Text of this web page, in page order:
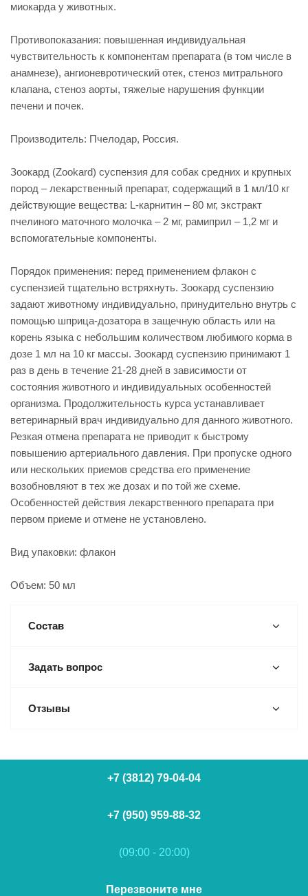
миокарда у животных.
Противопоказания: повышенная индивидуальная
чувствительность к компонентам препарата (в том числе в
анамнезе), ангионевротический отек, стеноз митрального
клапана, стеноз аорты, тяжелые нарушения функции
печени и почек.
Производитель: Пчелодар, Россия.
Зоокард (Zookard) суспензия для собак средних и крупных
пород – лекарственный препарат, содержащий в 1 мл/10 кг
действующие вещества: L-карнитин – 80 мг, экстракт
пчелиного маточного молочка – 2 мг, рамиприл – 1,2 мг и
вспомогательные компоненты.
Порядок применения: перед применением флакон с
суспензией тщательно встряхнуть. Зоокард суспензию
задают животному индивидуально, принудительно внутрь с
помощью шприца-дозатора в защечную область или на
корень языка с небольшим количеством любимого корма в
дозе 1 мл на 10 кг массы. Зоокард суспензию принимают 1
раз в день в течение 21-28 дней в зависимости от
состояния животного и индивидуальных особенностей
организма. Продолжительность курса устанавливает
ветеринарный врач индивидуально для данного животного.
Резкая отмена препарата не приводит к быстрому
повышению артериального давления. При пропуске одного
или нескольких приемов средства его применение
возобновляют в тех же дозах и по той же схеме.
Особенностей действия лекарственного препарата при
первом приеме и отмене не установлено.
Вид упаковки: флакон
Объем: 50 мл
Состав
Задать вопрос
Отзывы
+7 (3812) 79-04-04
+7 (950) 959-88-32
(09:00 - 20:00)
Перезвоните мне